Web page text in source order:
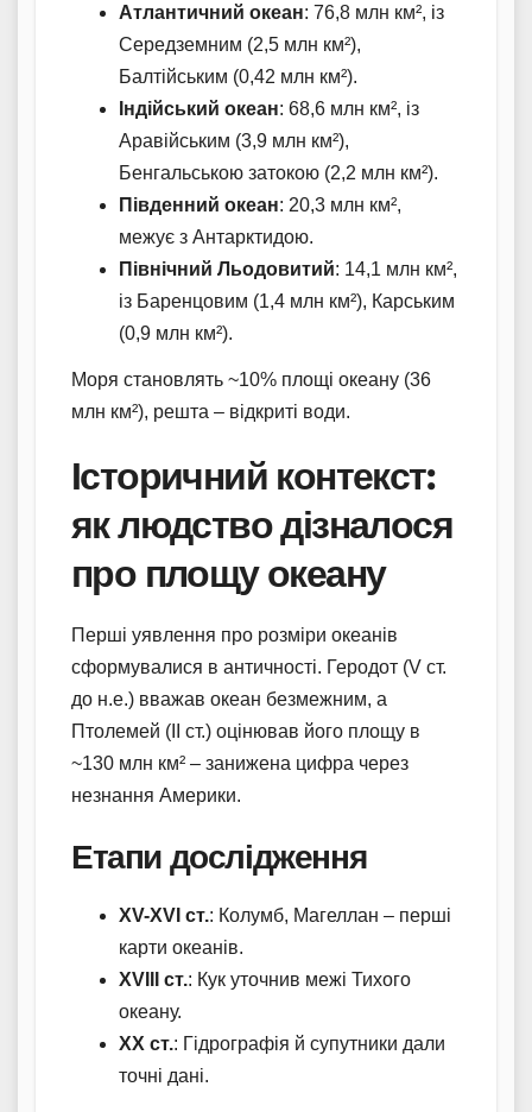
Атлантичний океан: 76,8 млн км², із
Середземним (2,5 млн км²),
Балтійським (0,42 млн км²).
Індійський океан: 68,6 млн км², із
Аравійським (3,9 млн км²),
Бенгальською затокою (2,2 млн км²).
Південний океан: 20,3 млн км²,
межує з Антарктидою.
Північний Льодовитий: 14,1 млн км²,
із Баренцовим (1,4 млн км²), Карським
(0,9 млн км²).
Моря становлять ~10% площі океану (36
млн км²), решта – відкриті води.
Історичний контекст:
як людство дізналося
про площу океану
Перші уявлення про розміри океанів
сформувалися в античності. Геродот (V ст.
до н.е.) вважав океан безмежним, а
Птолемей (II ст.) оцінював його площу в
~130 млн км² – занижена цифра через
незнання Америки.
Етапи дослідження
XV-XVI ст.: Колумб, Магеллан – перші
карти океанів.
XVIII ст.: Кук уточнив межі Тихого
океану.
XX ст.: Гідрографія й супутники дали
точні дані.